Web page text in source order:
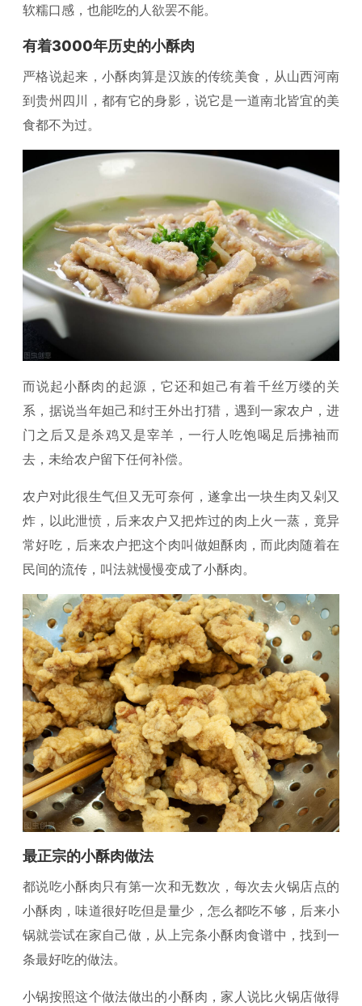
软糯口感，也能吃的人欲罢不能。
有着3000年历史的小酥肉
严格说起来，小酥肉算是汉族的传统美食，从山西河南
到贵州四川，都有它的身影，说它是一道南北皆宜的美
食都不为过。
而说起小酥肉的起源，它还和妲己有着千丝万缕的关
系，据说当年妲己和纣王外出打猎，遇到一家农户，进
门之后又是杀鸡又是宰羊，一行人吃饱喝足后拂袖而
去，未给农户留下任何补偿。
农户对此很生气但又无可奈何，遂拿出一块生肉又剁又
炸，以此泄愤，后来农户又把炸过的肉上火一蒸，竟异
常好吃，后来农户把这个肉叫做妲酥肉，而此肉随着在
民间的流传，叫法就慢慢变成了小酥肉。
最正宗的小酥肉做法
都说吃小酥肉只有第一次和无数次，每次去火锅店点的
小酥肉，味道很好吃但是量少，怎么都吃不够，后来小
锅就尝试在家自己做，从上完条小酥肉食谱中，找到一
条最好吃的做法。
小锅按照这个做法做出的小酥肉，家人说比火锅店做得